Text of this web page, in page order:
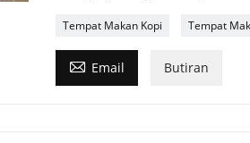
Tempat Makan Kopi Tempat
 Email Butiran